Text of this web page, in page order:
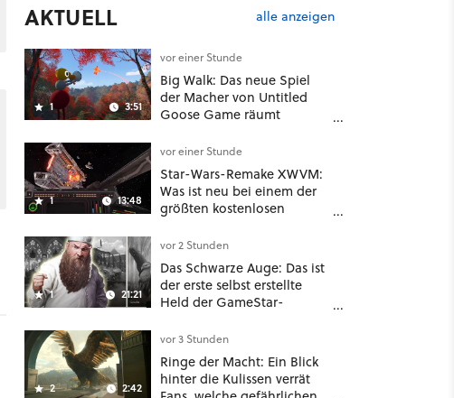
AKTUELL alle anzeigen
1 3:51
vor einer Stunde
Big Walk: Das neue Spiel
der Macher von Untitled
Goose Game räumt
Konventionen auf
1 13:48
vor einer Stunde
Star-Wars-Remake XWVM:
Was ist neu bei einem der
größten kostenlosen
1 21:21
vor 2 Stunden
Das Schwarze Auge: Das ist
der erste selbst erstellte
Held der GameStar-
2 2:42
vor 3 Stunden
Ringe der Macht: Ein Blick
hinter die Kulissen verrät